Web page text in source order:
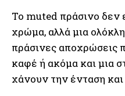
Το muted πράσινο δεν
χρώμα, αλλά μια
πράσινες αποχρώσεις
καφέ ή ακόμα και μια
χάνουν την ένταση